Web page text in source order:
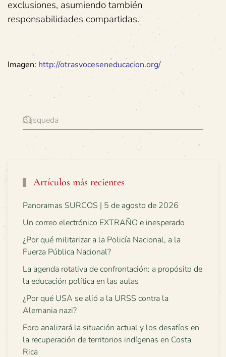
exclusiones, asumiendo también
responsabilidades compartidas.
Imagen: http://otrasvoceseneducacion.org/
Artículos más recientes
Panoramas SURCOS | 5 de agosto de 2026
Un correo electrónico EXTRAÑO e inesperado
¿Por qué militarizar a la Policía Nacional, a la
Fuerza Pública Nacional?
La agenda rotativa de confrontación: a propósito de
la educación política en las aulas
¿Por qué USA se alió a la URSS contra la
Alemania nazi?
Foro analizará la situación actual y los desafíos en
la recuperación de territorios indígenas en Costa
Rica